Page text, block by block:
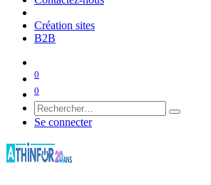
Création sites
B2B
0
0
Se connecter